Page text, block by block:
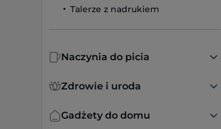
Talerze z nadrukiem
Naczynia do picia
Zdrowie i uroda
Gadżety do domu